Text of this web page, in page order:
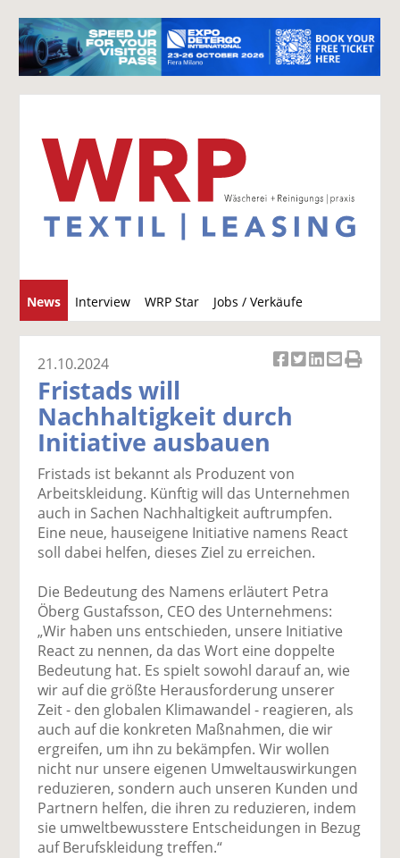
News Interview WRP Star Jobs / Verkäufe
u
c
k
uf
F
ac
e
b
o
k
te
il
e
n
k
wi
tt
er
n
Li
n
k
e
n
te
il
e
n
E
m
ai
er
se
n
d
e
n
ck
n
21.10.2024
Fristads will
Nachhaltigkeit durch
Initiative ausbauen
Fristads ist bekannt als Produzent von
Arbeitskleidung. Künftig will das Unternehmen
auch in Sachen Nachhaltigkeit auftrumpfen.
Eine neue, hauseigene Initiative namens React
soll dabei helfen, dieses Ziel zu erreichen.
Die Bedeutung des Namens erläutert Petra
Öberg Gustafsson, CEO des Unternehmens:
„Wir haben uns entschieden, unsere Initiative
React zu nennen, da das Wort eine doppelte
Bedeutung hat. Es spielt sowohl darauf an, wie
wir auf die größte Herausforderung unserer
Zeit - den globalen Klimawandel - reagieren, als
auch auf die konkreten Maßnahmen, die wir
ergreifen, um ihn zu bekämpfen. Wir wollen
nicht nur unsere eigenen Umweltauswirkungen
reduzieren, sondern auch unseren Kunden und
Partnern helfen, die ihren zu reduzieren, indem
sie umweltbewusstere Entscheidungen in Bezug
auf Berufskleidung treffen.“